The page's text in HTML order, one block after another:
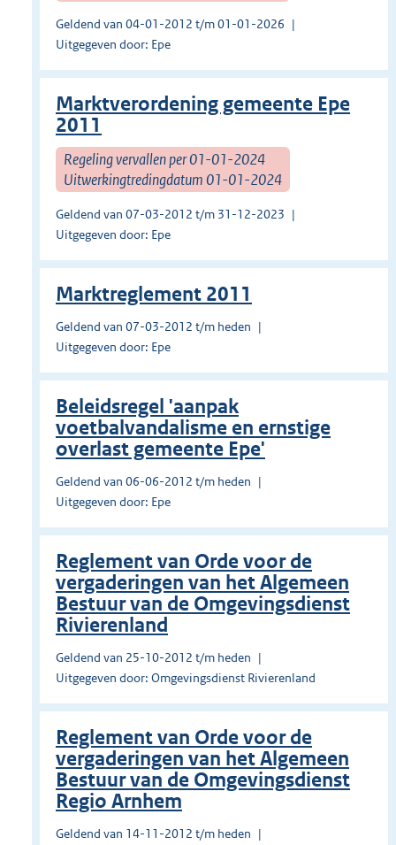
Geldend van 04-01-2012 t/m 01-01-2026
Uitgegeven door: Epe
Marktverordening gemeente Epe
2011
Regeling vervallen per 01-01-2024
Uitwerkingtredingdatum 01-01-2024
Geldend van 07-03-2012 t/m 31-12-2023
Uitgegeven door: Epe
Marktreglement 2011
Geldend van 07-03-2012 t/m heden
Uitgegeven door: Epe
Beleidsregel 'aanpak
voetbalvandalisme en ernstige
overlast gemeente Epe'
Geldend van 06-06-2012 t/m heden
Uitgegeven door: Epe
Reglement van Orde voor de
vergaderingen van het Algemeen
Bestuur van de Omgevingsdienst
Rivierenland
Geldend van 25-10-2012 t/m heden
Uitgegeven door: Omgevingsdienst Rivierenland
Reglement van Orde voor de
vergaderingen van het Algemeen
Bestuur van de Omgevingsdienst
Regio Arnhem
Geldend van 14-11-2012 t/m heden